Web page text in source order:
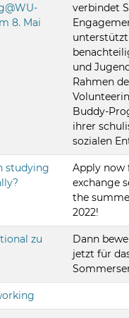
8. Mai
verbindet
und
Rahmen
Buddy-
ihrer
sozialen
studying
Apply now
exchange
the
2022!
zu
Dann
jetzt für